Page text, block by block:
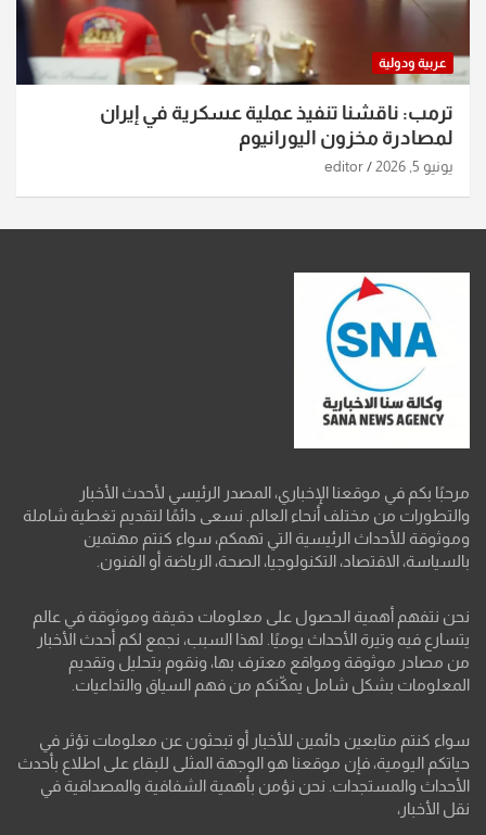
عربية ودولية
ترمب: ناقشنا تنفيذ عملية عسكرية في إيران
لمصادرة مخزون اليورانيوم
يونيو 5, 2026 editor
مرحبًا بكم في موقعنا الإخباري، المصدر الرئيسي لأحدث الأخبار
والتطورات من مختلف أنحاء العالم. نسعى دائمًا لتقديم تغطية شاملة
وموثوقة للأحداث الرئيسية التي تهمكم، سواء كنتم مهتمين
بالسياسة، الاقتصاد، التكنولوجيا، الصحة، الرياضة أو الفنون.
نحن نتفهم أهمية الحصول على معلومات دقيقة وموثوقة في عالم
يتسارع فيه وتيرة الأحداث يوميًا. لهذا السبب، نجمع لكم أحدث الأخبار
من مصادر موثوقة ومواقع معترف بها، ونقوم بتحليل وتقديم
المعلومات بشكل شامل يمكّنكم من فهم السياق والتداعيات.
سواء كنتم متابعين دائمين للأخبار أو تبحثون عن معلومات تؤثر في
حياتكم اليومية، فإن موقعنا هو الوجهة المثلى للبقاء على اطلاع بأحدث
الأحداث والمستجدات. نحن نؤمن بأهمية الشفافية والمصداقية في
نقل الأخبار،